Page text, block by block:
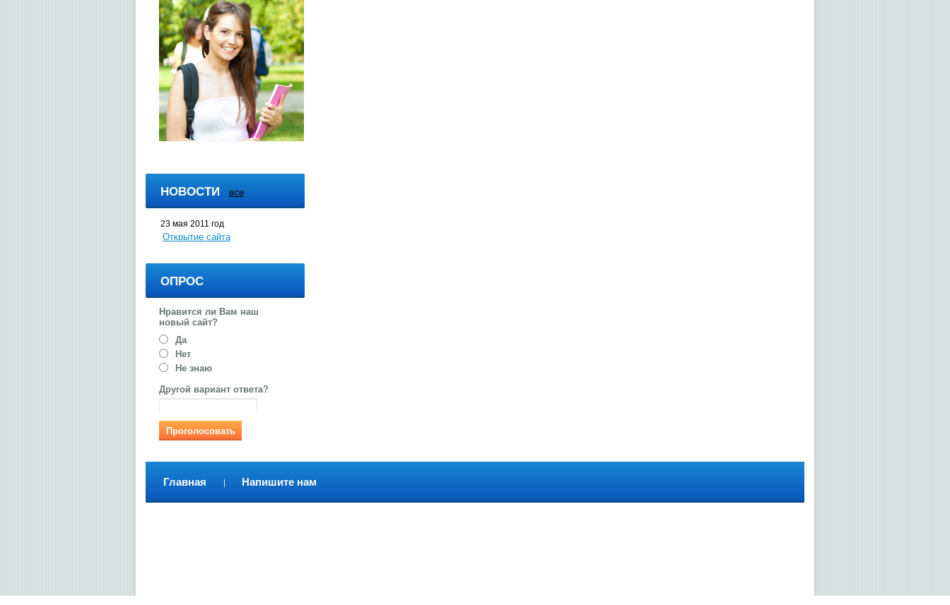
НОВОСТИ все
23 мая 2011 год
Открытие сайта
ОПРОС
Нравится ли Вам наш
новый сайт?
Да
Нет
Не знаю
Другой вариант ответа?
Главная Напишите нам